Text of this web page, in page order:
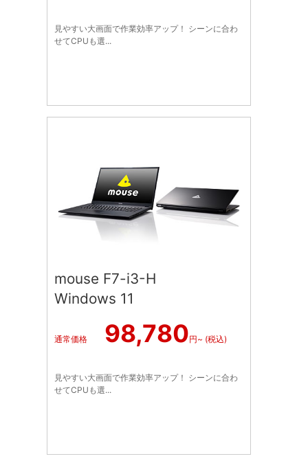
見やすい大画面で作業効率アップ！ シーンに合わ
せてCPUも選...
mouse F7-i3-H
Windows 11
通常価格 98,780円~ (税込)
見やすい大画面で作業効率アップ！ シーンに合わ
せてCPUも選...